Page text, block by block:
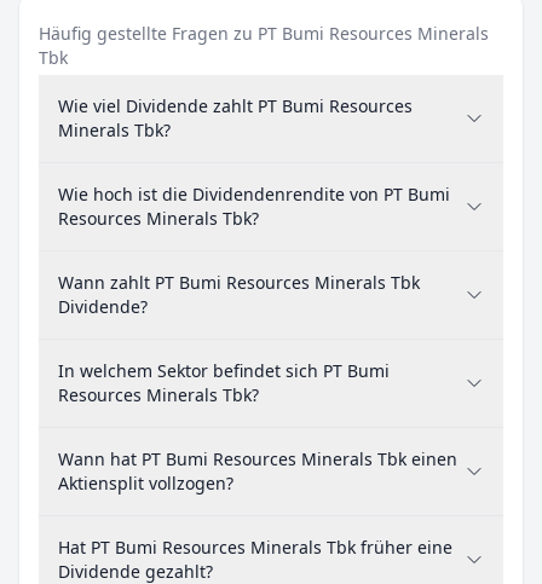
Häufig gestellte Fragen zu PT Bumi Resources Minerals
Tbk
Wie viel Dividende zahlt PT Bumi Resources
Minerals Tbk?
Wie hoch ist die Dividendenrendite von PT Bumi
Resources Minerals Tbk?
Wann zahlt PT Bumi Resources Minerals Tbk
Dividende?
In welchem Sektor befindet sich PT Bumi
Resources Minerals Tbk?
Wann hat PT Bumi Resources Minerals Tbk einen
Aktiensplit vollzogen?
Hat PT Bumi Resources Minerals Tbk früher eine
Dividende gezahlt?